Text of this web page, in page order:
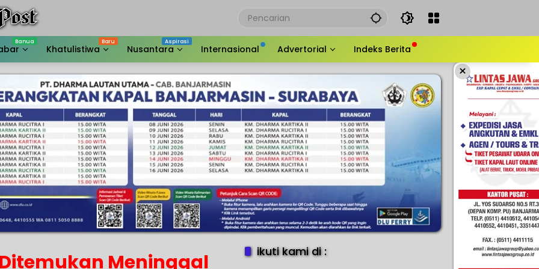
Khatulistiwa Nusantara Internasional Advertorial Indeks Berita
×
Meninggal
ikuti kami di :